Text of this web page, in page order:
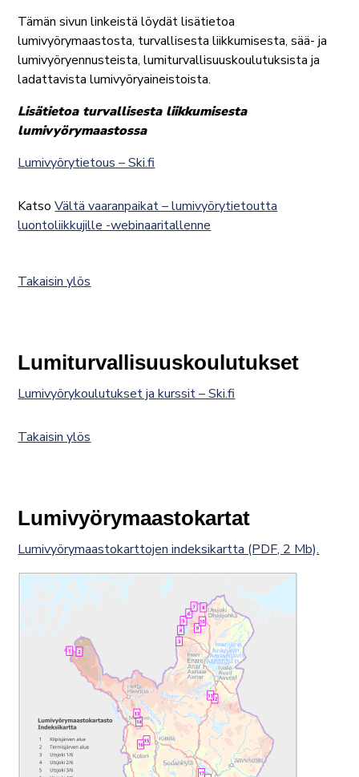
Tämän sivun linkeistä löydät lisätietoa
lumivyörymaastosta, turvallisesta liikkumisesta, sää- ja
lumivyöryennusteista, lumiturvallisuuskoulutuksista ja
ladattavista lumivyöryaineistoista.
Lisätietoa turvallisesta liikkumisesta
lumivyörymaastossa
Lumivyörytietous – Ski.fi
KatsoVältä vaaranpaikat – lumivyörytietoutta
luontoliikkujille -webinaaritallenne
Takaisin ylös
Lumiturvallisuuskoulutukset
Lumivyörykoulutukset ja kurssit – Ski.fi
Takaisin ylös
Lumivyörymaastokartat
Lumivyörymaastokarttojen indeksikartta (PDF, 2 Mb).